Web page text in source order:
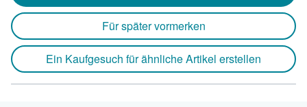
Für später vormerken
Ein Kaufgesuch für ähnliche Artikel erstellen